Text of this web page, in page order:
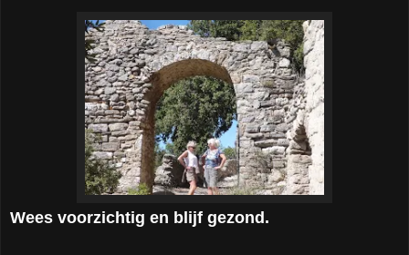
Wees voorzichtig en blijf gezond.